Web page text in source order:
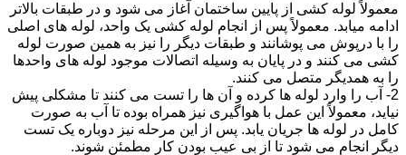
معمولاً لوله کشی از پایین ساختمان آغاز می شود و در طبقات بالاتر
ادامه میابد. معمولاً پس از انجام لوله کشی یک واحد، لوله های اصلی
را با درپوش می پوشانند و طبقات دیگر را نیز به همین صورت لوله
کشی می کنند و در پایان به وسیله اتصالات موجود لوله های واحدها
را به همدیگر متصل می کنند.
2- آب را وارد لوله ها کرده و آن ها را تست می کنند تا مشکلی پیش
نیاید، معمولاً این عمل با هواگیری نیز همراه بوده تا آب به صورت
کامل در لوله ها جریان یابد. پس از این مرحله نیز دوباره یک تست
دیگر انجام می شود تا از بی عیب بودن کار مطمئن شوند.